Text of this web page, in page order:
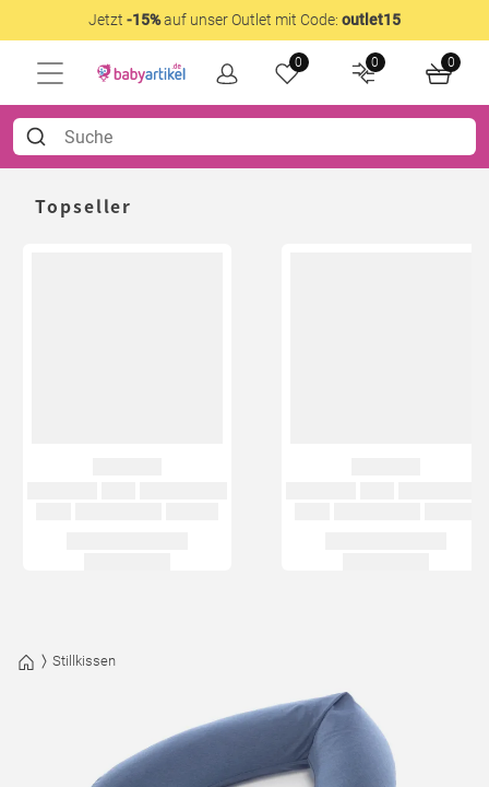
Jetzt -15%auf unser Outlet mit Code: outlet15
0 0 0
Topseller
Stillkissen